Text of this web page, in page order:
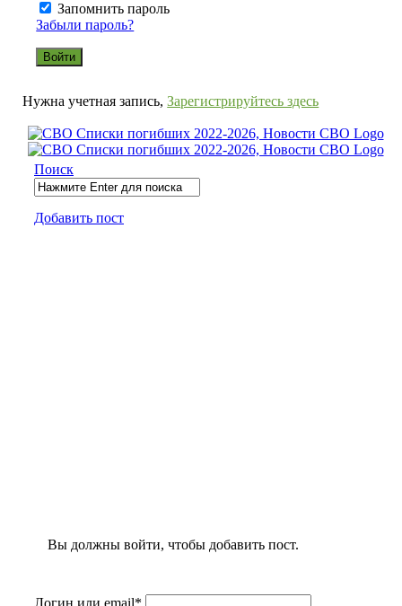
Запомнить пароль
Забыли пароль?
Нужна учетная запись,Зарегистрируйтесь здесь
СВО
Списки
погибших
2022-
Поиск
Добавить пост
Вы должны войти, чтобы добавить пост.
Логин или email*